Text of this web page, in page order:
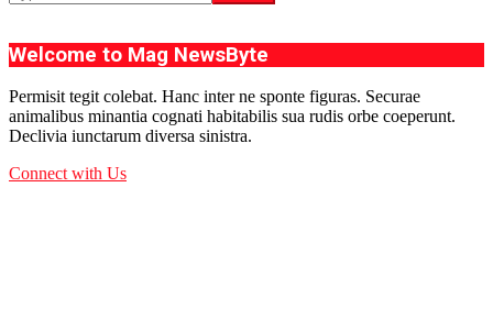
Welcome to Mag NewsByte
Permisit tegit colebat. Hanc inter ne sponte figuras. Securae
animalibus minantia cognati habitabilis sua rudis orbe coeperunt.
Declivia iunctarum diversa sinistra.
Connect with Us